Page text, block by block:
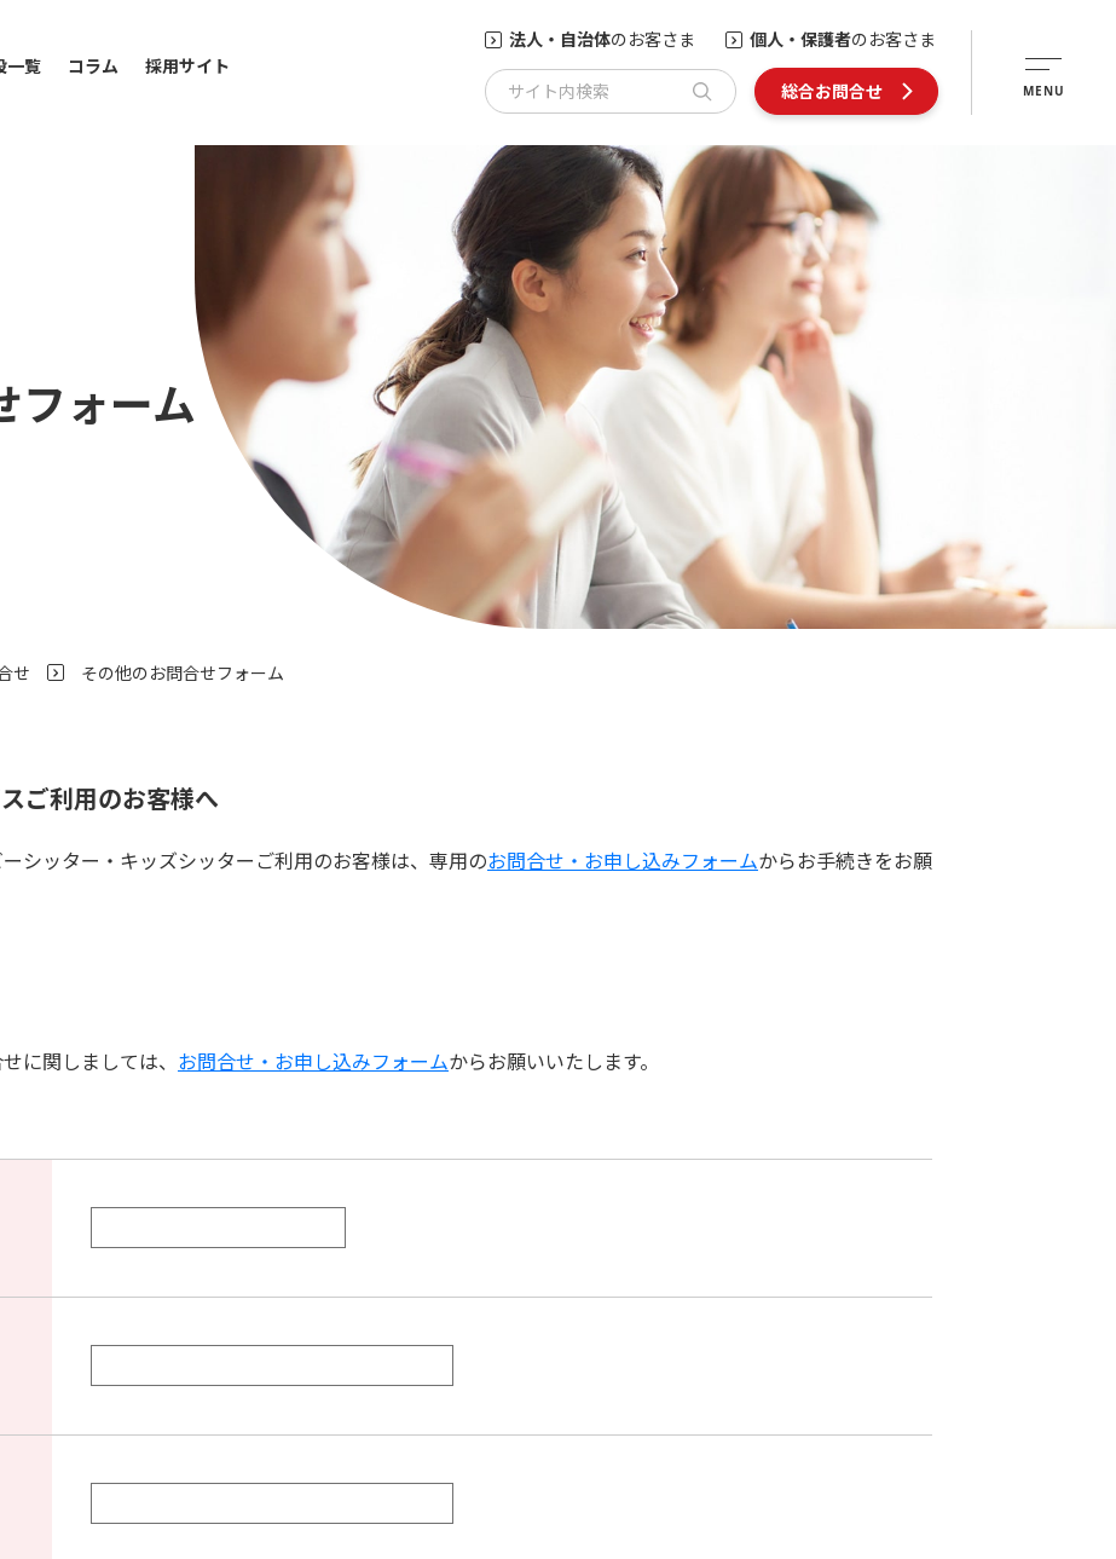
一覧 コラム 採用サイト
法人・自治体のお客さま 個人・保護者のお客さま
サイト内検索 総合お問合せ
フォーム
せ >その他のお問合せフォーム
ご利用のお客様へ
シッター・キッズシッターご利用のお客様は、専用のお問合せ・お申し込みフォームからお手続きをお願
に関しましては、 お問合せ・お申し込みフォームからお願いいたします。